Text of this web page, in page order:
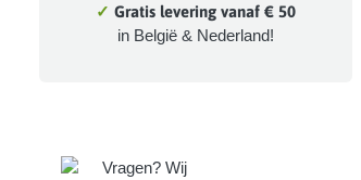
✓ Gratis levering vanaf € 50
in België & Nederland!